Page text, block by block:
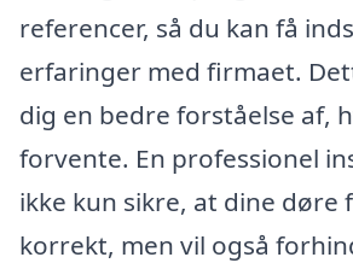
referencer, så du kan få
erfaringer med firmaet.
dig en bedre forståelse af,
forvente. En professionel
ikke kun sikre, at dine døre
korrekt, men vil også